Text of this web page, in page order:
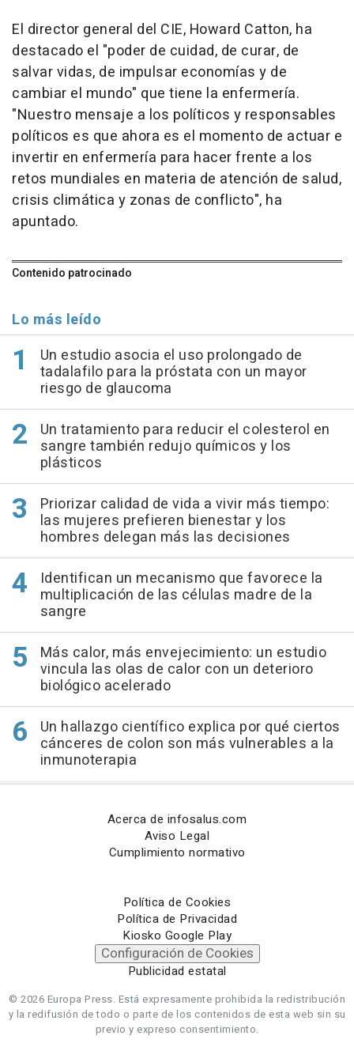
El director general del CIE, Howard Catton, ha
destacado el "poder de cuidad, de curar, de
salvar vidas, de impulsar economías y de
cambiar el mundo" que tiene la enfermería.
"Nuestro mensaje a los políticos y responsables
políticos es que ahora es el momento de actuar e
invertir en enfermería para hacer frente a los
retos mundiales en materia de atención de salud,
crisis climática y zonas de conflicto", ha
apuntado.
Contenido patrocinado
Lo más leído
Un estudio asocia el uso prolongado de
tadalafilo para la próstata con un mayor
riesgo de glaucoma
Un tratamiento para reducir el colesterol en
sangre también redujo químicos y los
plásticos
Priorizar calidad de vida a vivir más tiempo:
las mujeres prefieren bienestar y los
hombres delegan más las decisiones
Identifican un mecanismo que favorece la
multiplicación de las células madre de la
sangre
Más calor, más envejecimiento: un estudio
vincula las olas de calor con un deterioro
biológico acelerado
Un hallazgo científico explica por qué ciertos
cánceres de colon son más vulnerables a la
inmunoterapia
Acerca de infosalus.com
Aviso Legal
Cumplimiento normativo
Política de Cookies
Política de Privacidad
Kiosko Google Play
Configuración de Cookies
Publicidad estatal
© 2026 Europa Press. Está expresamente prohibida la redistribución
y la redifusión de todo o parte de los contenidos de esta web sin su
previo y expreso consentimiento.